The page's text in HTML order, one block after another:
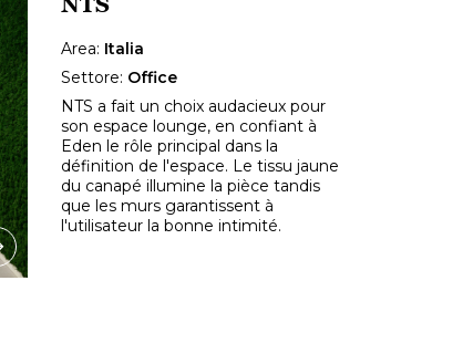
Area: Italia
Settore: Office
NTS a fait un choix audacieux pour
son espace lounge, en confiant à
Eden le rôle principal dans la
définition de l'espace. Le tissu jaune
du canapé illumine la pièce tandis
que les murs garantissent à
l'utilisateur la bonne intimité.